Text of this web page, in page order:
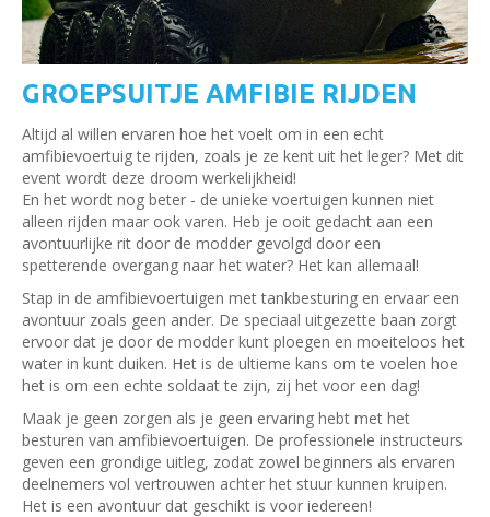
GROEPSUITJE AMFIBIE RIJDEN
Altijd al willen ervaren hoe het voelt om in een echt
amfibievoertuig te rijden, zoals je ze kent uit het leger? Met dit
event wordt deze droom werkelijkheid!
En het wordt nog beter - de unieke voertuigen kunnen niet
alleen rijden maar ook varen. Heb je ooit gedacht aan een
avontuurlijke rit door de modder gevolgd door een
spetterende overgang naar het water? Het kan allemaal!
Stap in de amfibievoertuigen met tankbesturing en ervaar een
avontuur zoals geen ander. De speciaal uitgezette baan zorgt
ervoor dat je door de modder kunt ploegen en moeiteloos het
water in kunt duiken. Het is de ultieme kans om te voelen hoe
het is om een echte soldaat te zijn, zij het voor een dag!
Maak je geen zorgen als je geen ervaring hebt met het
besturen van amfibievoertuigen. De professionele instructeurs
geven een grondige uitleg, zodat zowel beginners als ervaren
deelnemers vol vertrouwen achter het stuur kunnen kruipen.
Het is een avontuur dat geschikt is voor iedereen!